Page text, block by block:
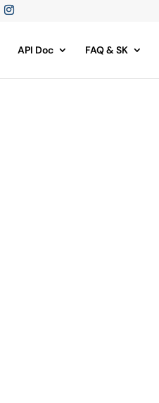
API Doc FAQ & SK